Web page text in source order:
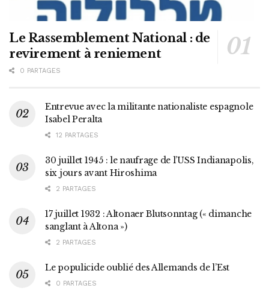
Le Rassemblement National : de
revirement à reniement
0 PARTAGES
Entrevue avec la militante nationaliste espagnole
Isabel Peralta
12 PARTAGES
30 juillet 1945 : le naufrage de l’USS Indianapolis,
six jours avant Hiroshima
2 PARTAGES
17 juillet 1932 : Altonaer Blutsonntag (« dimanche
sanglant à Altona »)
2 PARTAGES
Le populicide oublié des Allemands de l’Est
0 PARTAGES